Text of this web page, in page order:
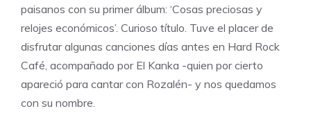
paisanos con su primer álbum: ‘Cosas preciosas y
relojes económicos’. Curioso título. Tuve el placer de
disfrutar algunas canciones días antes en Hard Rock
Café, acompañado por El Kanka -quien por cierto
apareció para cantar con Rozalén- y nos quedamos
con su nombre.